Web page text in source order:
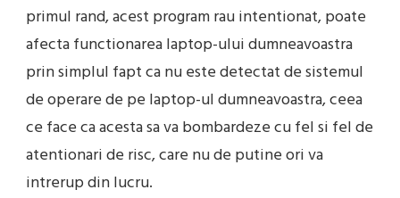
primul rand, acest program rau intentionat, poate
afecta functionarea laptop-ului dumneavoastra
prin simplul fapt ca nu este detectat de sistemul
de operare de pe laptop-ul dumneavoastra, ceea
ce face ca acesta sa va bombardeze cu fel si fel de
atentionari de risc, care nu de putine ori va
intrerup din lucru.